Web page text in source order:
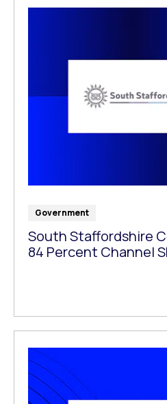
Government
South Staffordshire
84 Percent Channel